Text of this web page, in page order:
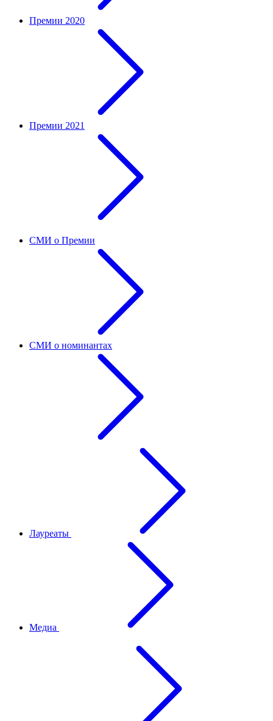
Премии 2020
Премии 2021
СМИ о Премии
СМИ о номинантах
Лауреаты
Медиа